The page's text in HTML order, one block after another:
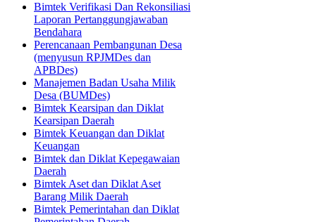
Bimtek Verifikasi Dan Rekonsiliasi
Laporan Pertanggungjawaban
Bendahara
Perencanaan Pembangunan Desa
(menyusun RPJMDes dan
APBDes)
Manajemen Badan Usaha Milik
Desa (BUMDes)
Bimtek Kearsipan dan Diklat
Kearsipan Daerah
Bimtek Keuangan dan Diklat
Keuangan
Bimtek dan Diklat Kepegawaian
Daerah
Bimtek Aset dan Diklat Aset
Barang Milik Daerah
Bimtek Pemerintahan dan Diklat